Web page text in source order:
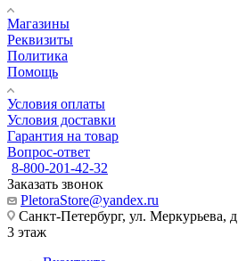
Магазины
Реквизиты
Политика
Помощь
Условия оплаты
Условия доставки
Гарантия на товар
Вопрос-ответ
8-800-201-42-32
Заказать звонок
PletoraStore@yandex.ru
Санкт-Петербург, ул. Меркурьева,
3 этаж